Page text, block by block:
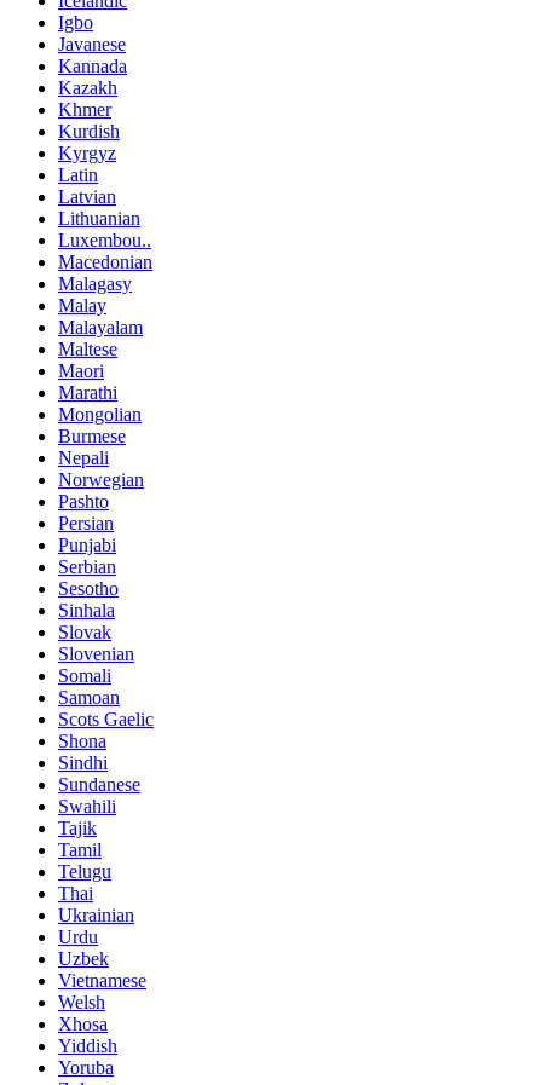
Igbo
Javanese
Kannada
Kazakh
Khmer
Kurdish
Kyrgyz
Latin
Latvian
Lithuanian
Luxembou..
Macedonian
Malagasy
Malay
Malayalam
Maltese
Maori
Marathi
Mongolian
Burmese
Nepali
Norwegian
Pashto
Persian
Punjabi
Serbian
Sesotho
Sinhala
Slovak
Slovenian
Somali
Samoan
Scots Gaelic
Shona
Sindhi
Sundanese
Swahili
Tajik
Tamil
Telugu
Thai
Ukrainian
Urdu
Uzbek
Vietnamese
Welsh
Xhosa
Yiddish
Yoruba